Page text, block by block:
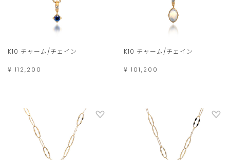
K10 チャーム/チェイン
¥ 112,200
K10 チャーム/チェイン
¥ 101,200